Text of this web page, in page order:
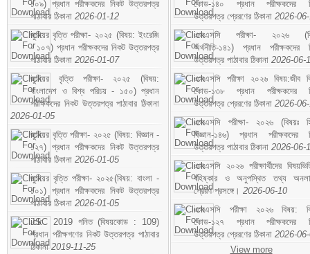
১০৯) প্রধান পরীক্ষকদের নিকট উত্তরপত্র
পাঠাবার ঠিকানা 2026-01-12
জুনিয়র বৃত্তি পরীক্ষা- ২০২৫ (বিষয়: ইংরেজি
- ১০৭) প্রধান পরীক্ষকদের নিকট উত্তরপত্র
পাঠাবার ঠিকানা 2026-01-07
জুনিয়র বৃত্তি পরীক্ষা- ২০২৫ (বিষয়:
বাংলাদেশ ও বিশ্ব পরিচয় - ১৫০) প্রধান
পরীক্ষকদের নিকট উত্তরপত্র পাঠাবার ঠিকানা
2026-01-05
জুনিয়র বৃত্তি পরীক্ষা- ২০২৫ (বিষয়: বিজ্ঞান -
১২৭) প্রধান পরীক্ষকদের নিকট উত্তরপত্র
পাঠাবার ঠিকানা 2026-01-05
জুনিয়র বৃত্তি পরীক্ষা- ২০২৫(বিষয়: বাংলা -
১০১) প্রধান পরীক্ষকদের নিকট উত্তরপত্র
পাঠাবার ঠিকানা 2026-01-05
JSC 2019 গনিত (বিষয়কোড : 109)
প্রধান পরীক্ষগণের নিকট উত্তরপত্র পাঠাবার
ঠিকানা2019-11-25
কোড-১৪০ প্রধান পরীক্ষকদের
উত্তরপত্র প্রেরণের ঠিকানা 2026-
এসএসসি পরীক্ষা- ২০২৬
অর্থনীতি-১৪১) প্রধান পরীক্ষকদের
উত্তরপত্র পাঠাবার ঠিকানা 2026-06-
এসএসসি পরীক্ষা ২০২৬ বিষয়:জীব
কোড-১৩৮ প্রধান পরীক্ষকদের
উত্তরপত্র প্রেরণের ঠিকানা 2026-
এসএসসি পরীক্ষা- ২০২৬ (বিষয়ঃ
বিজ্ঞান-১৪৬) প্রধান পরীক্ষকদের
উত্তরপত্র পাঠাবার ঠিকানা 2026-06-
এসএসসি ২০২৬ পরীক্ষার্থীদের
বহিষ্কার ও অনুপস্থিত তথ্য
প্রেরণ প্রসঙ্গে। 2026-06-10
এসএসসি পরীক্ষা ২০২৬ বিষয়:
কোড-১২৭ প্রধান পরীক্ষকদের
উত্তরপত্র প্রেরণের ঠিকানা 2026-
View more